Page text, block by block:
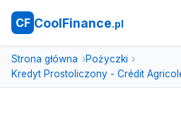
CF CoolFinance.pl
Strona główna
Pożyczki
Kredyt Prostoliczony - Crédit